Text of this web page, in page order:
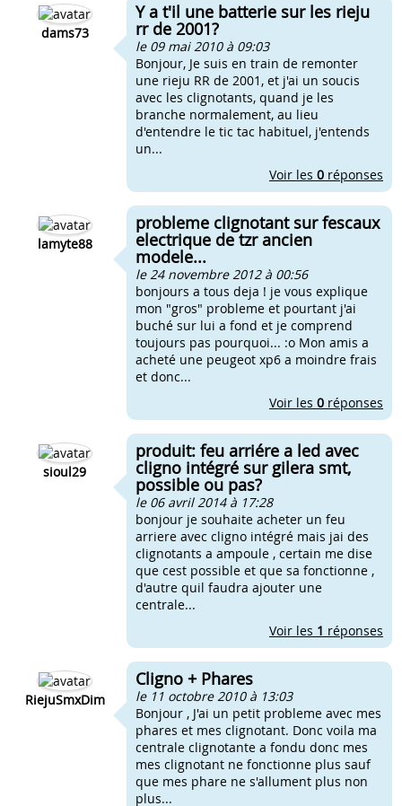
dams73
Y a t'il une batterie sur les rieju
rr de 2001?
le 09 mai 2010 à 09:03
Bonjour, Je suis en train de remonter
une rieju RR de 2001, et j'ai un soucis
avec les clignotants, quand je les
branche normalement, au lieu
d'entendre le tic tac habituel, j'entends
un...
Voir les 0 réponses
lamyte88
probleme clignotant sur fescaux
electrique de tzr ancien
modele...
le 24 novembre 2012 à 00:56
bonjours a tous deja ! je vous explique
mon "gros" probleme et pourtant j'ai
buché sur lui a fond et je comprend
toujours pas pourquoi... :o Mon amis a
acheté une peugeot xp6 a moindre frais
et donc...
Voir les 0 réponses
sioul29
produit: feu arriére a led avec
cligno intégré sur gilera smt,
possible ou pas?
le 06 avril 2014 à 17:28
bonjour je souhaite acheter un feu
arriere avec cligno intégré mais jai des
clignotants a ampoule , certain me dise
que cest possible et que sa fonctionne ,
d'autre quil faudra ajouter une
centrale...
Voir les 1 réponses
RiejuSmxDim
Cligno + Phares
le 11 octobre 2010 à 13:03
Bonjour , J'ai un petit probleme avec mes
phares et mes clignotant. Donc voila ma
centrale clignotante a fondu donc mes
mes clignotant ne fonctionne plus sauf
que mes phare ne s'allument plus non
plus...